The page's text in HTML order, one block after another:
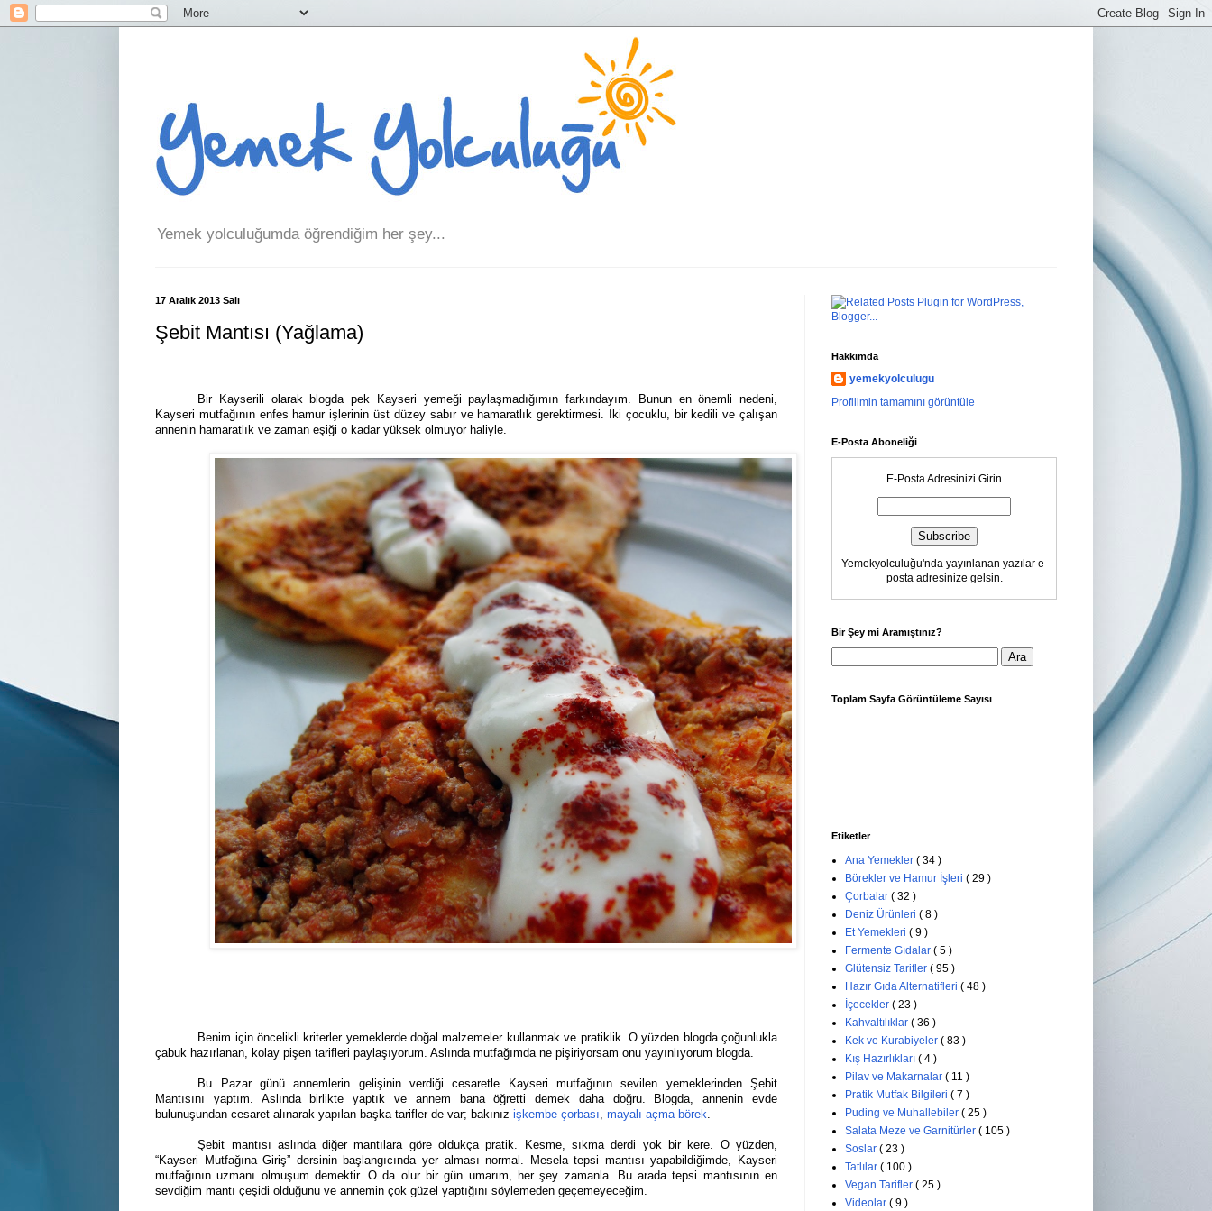
Yemek yolculuğumda öğrendiğim her şey...
17 Aralık 2013 Salı
Şebit Mantısı (Yağlama)
Bir Kayserili olarak blogda pek Kayseri yemeği paylaşmadığımın farkındayım. Bunun en önemli nedeni,
Kayseri mutfağının enfes hamur işlerinin üst düzey sabır ve hamaratlık gerektirmesi. İki çocuklu, bir kedili ve çalışan
annenin hamaratlık ve zaman eşiği o kadar yüksek olmuyor haliyle.
Benim için öncelikli kriterler yemeklerde doğal malzemeler kullanmak ve pratiklik. O yüzden blogda çoğunlukla
çabuk hazırlanan, kolay pişen tarifleri paylaşıyorum. Aslında mutfağımda ne pişiriyorsam onu yayınlıyorum blogda.
Bu Pazar günü annemlerin gelişinin verdiği cesaretle Kayseri mutfağının sevilen yemeklerinden Şebit
Mantısını yaptım. Aslında birlikte yaptık ve annem bana öğretti demek daha doğru. Blogda, annenin evde
bulunuşundan cesaret alınarak yapılan başka tarifler de var; bakınız işkembe çorbası, mayalı açma börek.
Şebit mantısı aslında diğer mantılara göre oldukça pratik. Kesme, sıkma derdi yok bir kere. O yüzden,
“Kayseri Mutfağına Giriş” dersinin başlangıcında yer alması normal. Mesela tepsi mantısı yapabildiğimde, Kayseri
mutfağının uzmanı olmuşum demektir. O da olur bir gün umarım, her şey zamanla. Bu arada tepsi mantısının en
sevdiğim mantı çeşidi olduğunu ve annemin çok güzel yaptığını söylemeden geçemeyeceğim.
Hakkımda
yemekyolculugu
Profilimin tamamını görüntüle
E-Posta Aboneliği
E-Posta Adresinizi Girin
Yemekyolculuğu'nda yayınlanan yazılar e-
posta adresinize gelsin.
Bir Şey mi Aramıştınız?
Toplam Sayfa Görüntüleme Sayısı
Etiketler
Ana Yemekler ( 34 )
Börekler ve Hamur İşleri ( 29 )
Çorbalar ( 32 )
Deniz Ürünleri ( 8 )
Et Yemekleri ( 9 )
Fermente Gıdalar ( 5 )
Glütensiz Tarifler ( 95 )
Hazır Gıda Alternatifleri ( 48 )
İçecekler ( 23 )
Kahvaltılıklar ( 36 )
Kek ve Kurabiyeler ( 83 )
Kış Hazırlıkları ( 4 )
Pilav ve Makarnalar ( 11 )
Pratik Mutfak Bilgileri ( 7 )
Puding ve Muhallebiler ( 25 )
Salata Meze ve Garnitürler ( 105 )
Soslar ( 23 )
Tatlılar ( 100 )
Vegan Tarifler ( 25 )
Videolar ( 9 )